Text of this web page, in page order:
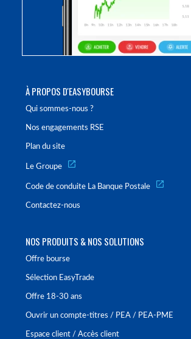
À PROPOS D'EASYBOURSE
Qui sommes-nous ?
Nos engagements RSE
Plan du site
Le Groupe
Code de conduite La Banque Postale
Contactez-nous
NOS PRODUITS & NOS SOLUTIONS
Offre bourse
Sélection EasyTrade
Offre 18-30 ans
Ouvrir un compte-titres / PEA / PEA-PME
Espace client / Accès client